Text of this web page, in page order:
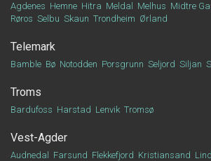
Agdenes Hemne Hitra Meldal Melhus Midtre
Røros Selbu Skaun Trondheim Ørland
Telemark
Bamble Bø Notodden Porsgrunn Seljord Siljan
Troms
Bardufoss Harstad Lenvik Tromsø
Vest-Agder
Audnedal Farsund Flekkefjord Kristiansand